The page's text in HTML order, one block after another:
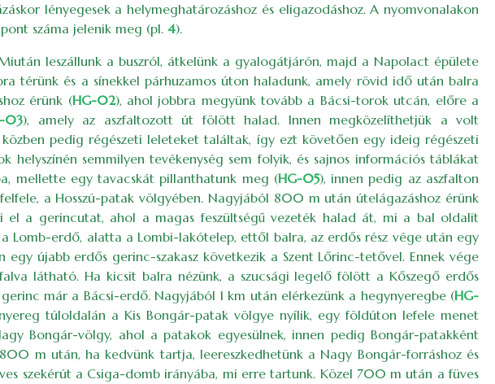
lényegesek a helymeghatározáshoz és eligazodáshoz. A nyomvonalakon
száma jelenik meg (pl. 4).
leszállunk a buszról, átkelünk a gyalogátjárón, majd a Napolact épülete
térünk és a sínekkel párhuzamos úton haladunk, amely rövid idő után balra
érünk (HG-02), ahol jobbra megyünk tovább a Bácsi-torok utcán, előre a
03), amely az aszfaltozott út fölött halad. Innen megközelíthetjük a volt
pedig régészeti leleteket találtak, így ezt követően egy ideig régészeti
helyszínén semmilyen tevékenység sem folyik, és sajnos információs táblákat
mellette egy tavacskát pillanthatunk meg (HG-05), innen pedig az aszfalton
a Hosszú-patak völgyében. Nagyjából 800 m után útelágazáshoz érünk
a gerincutat, ahol a magas feszültségű vezeték halad át, mi a bal oldalit
Lomb-erdő, alatta a Lombi-lakótelep, ettől balra, az erdős rész vége után egy
újabb erdős gerinc-szakasz következik a Szent Lőrinc-tetővel. Ennek vége
látható. Ha kicsit balra nézünk, a szucsági legelő fölött a Kőszegő erdős
már a Bácsi-erdő. Nagyjából 1 km után elérkezünk a hegynyeregbe (HG-
túloldalán a Kis Bongár-patak völgye nyílik, egy földúton lefele menet
Bongár-völgy, ahol a patakok egyesülnek, innen pedig Bongár-patakként
m után, ha kedvünk tartja, leereszkedhetünk a Nagy Bongár-forráshoz és
szekérút a Csiga-domb irányába, mi erre tartunk. Közel 700 m után a füves